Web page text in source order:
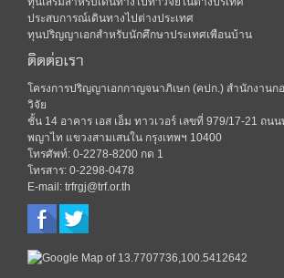
ประสบการณ์เดินทางไปต่างประเทศ
ทุนปริญญาเอกสำหรับนักศึกษาประเทศเพือนบ้าน
ติดต่อเรา
โครงการปริญญาเอกกาญจนาภิเษก (คปก.) สำนักงาน
วิจัย
ชั้น 14 อาคาร เอส เอ็ม ทาวเวอร์ เลขที่ 979/17-21 ถน
พญาไท แขวงสามเสนใน กรุงเทพฯ 10400
โทรศัพท์: 0-2278-8200 กด 1
โทรสาร: 0-2298-0478
E-mail: trfrgj@trf.or.th